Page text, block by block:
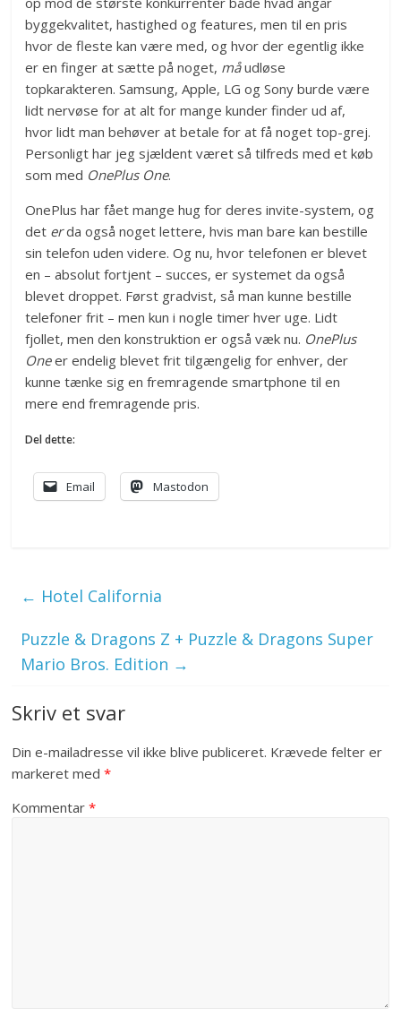
byggekvalitet, hastighed og features, men til en pris
hvor de fleste kan være med, og hvor der egentlig ikke
er en finger at sætte på noget, måudløse
topkarakteren. Samsung, Apple, LG og Sony burde være
lidt nervøse for at alt for mange kunder finder ud af,
hvor lidt man behøver at betale for at få noget top-grej.
Personligt har jeg sjældent været så tilfreds med et køb
som med OnePlus One.
OnePlus har fået mange hug for deres invite-system, og
det erda også noget lettere, hvis man bare kan bestille
sin telefon uden videre. Og nu, hvor telefonen er blevet
en – absolut fortjent – succes, er systemet da også
blevet droppet. Først gradvist, så man kunne bestille
telefoner frit – men kun i nogle timer hver uge. Lidt
fjollet, men den konstruktion er også væk nu. OnePlus
Oneer endelig blevet frit tilgængelig for enhver, der
kunne tænke sig en fremragende smartphone til en
mere end fremragende pris.
Del dette:
Email Mastodon
← Hotel California
Puzzle & Dragons Z + Puzzle & Dragons Super
Mario Bros. Edition →
Skriv et svar
Din e-mailadresse vil ikke blive publiceret. Krævede felter er
markeret med*
Kommentar*